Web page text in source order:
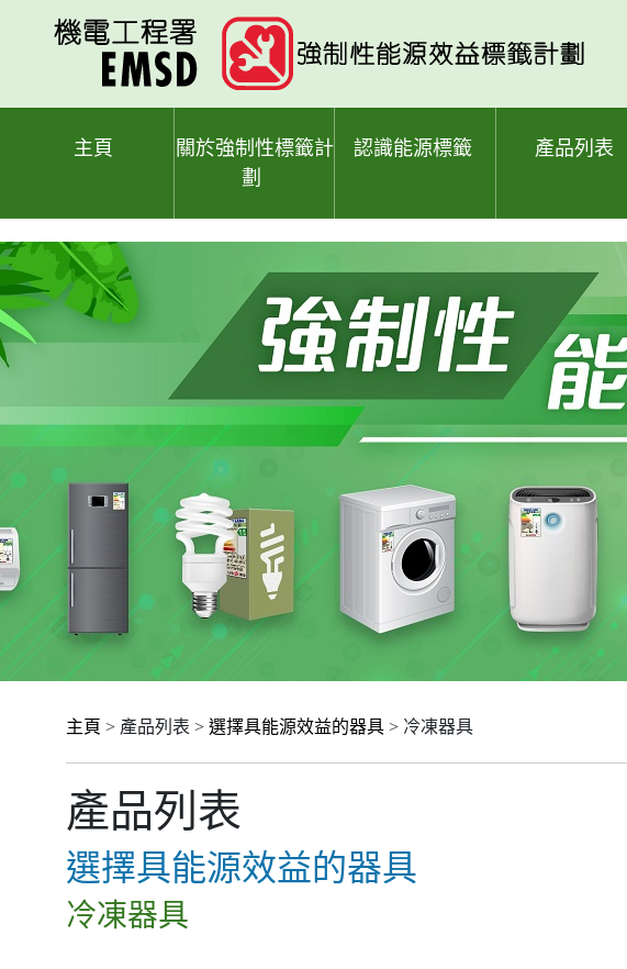
主頁
關於強制性標籤計
劃
認識能源標籤 產品列表
主頁 > 產品列表 > 選擇具能源效益的器具 > 冷凍器具
產品列表
選擇具能源效益的器具
冷凍器具